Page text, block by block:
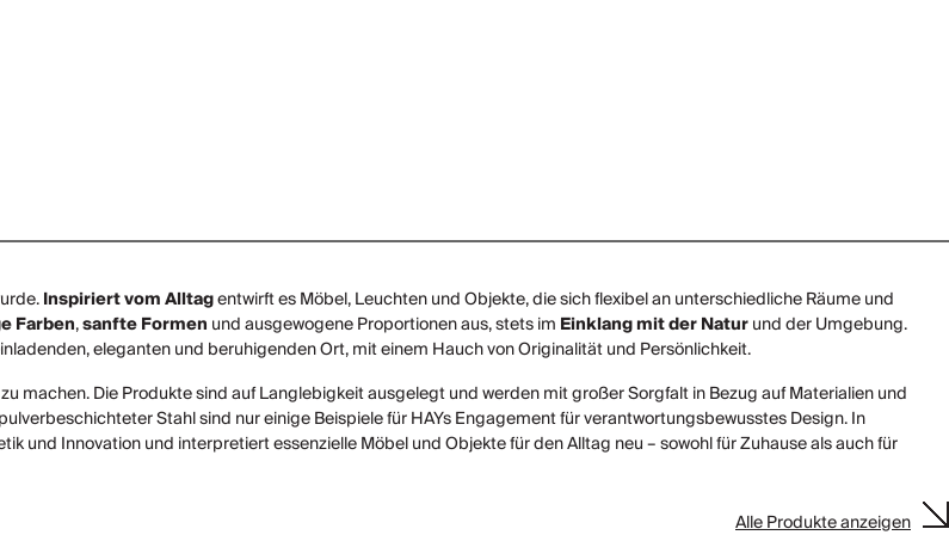
Inspiriert vom Alltagentwirft es Möbel, Leuchten und Objekte, die sich flexibel an unterschiedliche Räume und
Farben,sanfte Formen und ausgewogene Proportionen aus, stets im Einklang mit der Naturund der Umgebung.
eleganten und beruhigenden Ort, mit einem Hauch von Originalität und Persönlichkeit.
zu machen. Die Produkte sind auf Langlebigkeit ausgelegt und werden mit großer Sorgfalt in Bezug auf Materialien und
Stahl sind nur einige Beispiele für HAYs Engagement für verantwortungsbewusstes Design. In
und Innovation und interpretiert essenzielle Möbel und Objekte für den Alltag neu – sowohl für Zuhause als auch für
Alle Produkte anzeigen